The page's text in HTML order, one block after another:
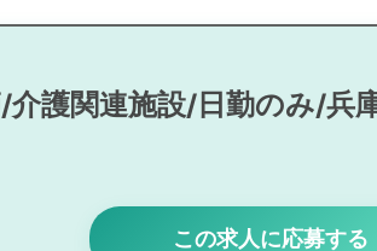
介護関連施設/日勤のみ/兵
この求人に応募する